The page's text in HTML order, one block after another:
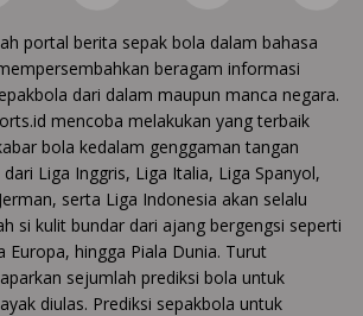
portal berita sepak bola dalam bahasa
beragam informasi
dari dalam maupun manca negara.
mencoba melakukan yang terbaik
bola kedalam genggaman tangan
Liga Inggris, Liga Italia, Liga Spanyol,
serta Liga Indonesia akan selalu
si kulit bundar dari ajang bergengsi seperti
Europa, hingga Piala Dunia. Turut
sejumlah prediksi bola untuk
diulas. Prediksi sepakbola untuk